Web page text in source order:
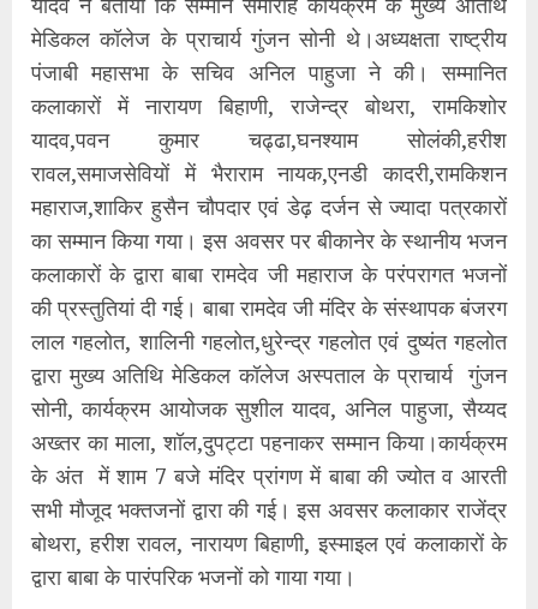
मेडिकल कॉलेज के प्राचार्य गुंजन सोनी थे।अध्यक्षता राष्ट्रीय
पंजाबी महासभा के सचिव अनिल पाहुजा ने की। सम्मानित
कलाकारों में नारायण बिहाणी, राजेन्द्र बोथरा, रामकिशोर
यादव,पवन कुमार चढ्ढा,घनश्याम सोलंकी,हरीश
रावल,समाजसेवियों में भैराराम नायक,एनडी कादरी,रामकिशन
महाराज,शाकिर हुसैन चौपदार एवं डेढ़ दर्जन से ज्यादा पत्रकारों
का सम्मान किया गया। इस अवसर पर बीकानेर के स्थानीय भजन
कलाकारों के द्वारा बाबा रामदेव जी महाराज के परंपरागत भजनों
की प्रस्तुतियां दी गई। बाबा रामदेव जी मंदिर के संस्थापक बंजरग
लाल गहलोत, शालिनी गहलोत,धुरेन्द्र गहलोत एवं दुष्यंत गहलोत
द्वारा मुख्य अतिथि मेडिकल कॉलेज अस्पताल के प्राचार्य गुंजन
सोनी, कार्यक्रम आयोजक सुशील यादव, अनिल पाहुजा, सैय्यद
अख्तर का माला, शॉल,दुपट्टा पहनाकर सम्मान किया।कार्यक्रम
के अंत में शाम 7 बजे मंदिर प्रांगण में बाबा की ज्योत व आरती
सभी मौजूद भक्तजनों द्वारा की गई। इस अवसर कलाकार राजेंद्र
बोथरा, हरीश रावल, नारायण बिहाणी, इस्माइल एवं कलाकारों के
द्वारा बाबा के पारंपरिक भजनों को गाया गया।